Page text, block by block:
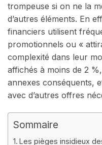
trompeuse si on ne la
d’autres éléments. En
financiers utilisent
promotionnels ou «
complexité dans leur
affichés à moins de 2
annexes conséquents,
avec d’autres offres
Sommaire
Les pièges insidieux